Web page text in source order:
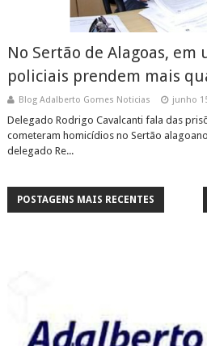
No Sertão de Alagoas, em
policiais prendem mais
Blog Adalberto Gomes Noticias junho
Delegado Rodrigo Cavalcanti fala das
cometeram homicídios no Sertão
delegado Re...
POSTAGENS MAIS RECENTES